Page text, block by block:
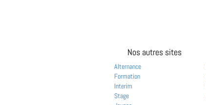
Nos autres sites
Alternance
Formation
Interim
Stage